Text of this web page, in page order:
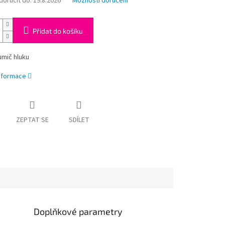
Přidat do košíku
hluku
ZEPTAT SE SDÍLET
Doplňkové parametry